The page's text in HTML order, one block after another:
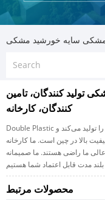
سایه خورشید مشکی
کنندگان، تامین
کنندگان، کارخانه
Double Plastic سال‌هاست که برزنت مشکی سایه خورشید مشکی را تولید می‌کند و
بالا در چین است. ما کارخانه
ما راضی هستند. ما صمیمانه
محصولات مرتبط